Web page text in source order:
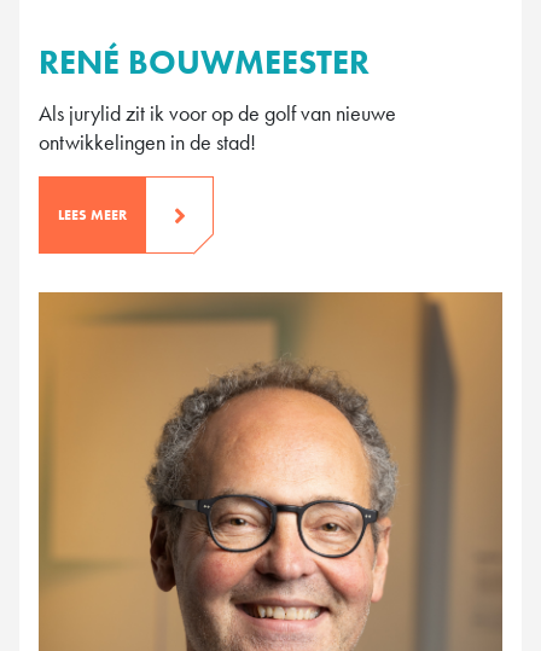
RENÉ BOUWMEESTER
Als jurylid zit ik voor op de golf van nieuwe
ontwikkelingen in de stad!
LEES MEER